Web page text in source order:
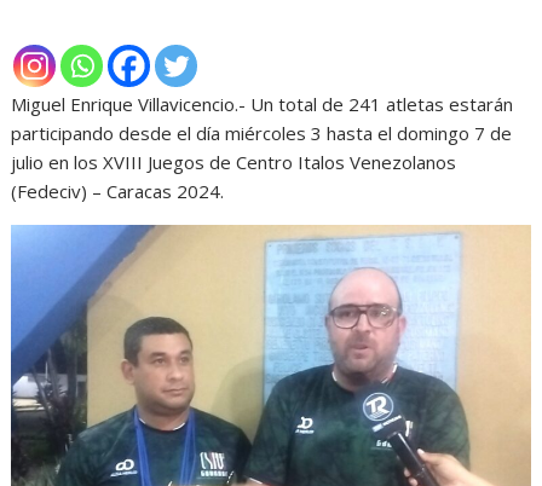
Miguel Enrique Villavicencio.- Un total de 241 atletas estarán
participando desde el día miércoles 3 hasta el domingo 7 de
julio en los XVIII Juegos de Centro Italos Venezolanos
(Fedeciv) – Caracas 2024.